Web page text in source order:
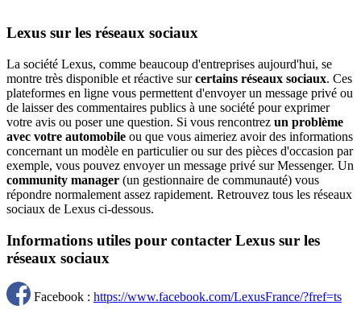
Lexus sur les réseaux sociaux
La société Lexus, comme beaucoup d'entreprises aujourd'hui, se
montre très disponible et réactive surcertains réseaux sociaux. Ces
plateformes en ligne vous permettent d'envoyer un message privé ou
de laisser des commentaires publics à une société pour exprimer
votre avis ou poser une question. Si vous rencontrez un problème
avec votre automobile ou que vous aimeriez avoir des informations
concernant un modèle en particulier ou sur des pièces d'occasion par
exemple, vous pouvez envoyer un message privé sur Messenger. Un
community manager (un gestionnaire de communauté) vous
répondre normalement assez rapidement. Retrouvez tous les réseaux
sociaux de Lexus ci-dessous.
Informations utiles pour contacter Lexus sur les
réseaux sociaux
Facebook : https://www.facebook.com/LexusFrance/?fref=ts